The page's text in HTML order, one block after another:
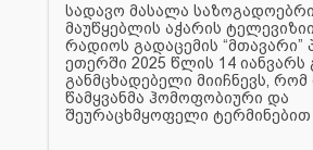
სადავო მასალა
მაუწყებლის აჭარის
რადიოს გადაცემის “მთავარი”
ეთერში 2025 წლის 14 იანვარს
განმცხადებელი მიიჩნევს, რომ
წამყვანმა ჰომოფობიური და
შეურაცხმყოფელი ტერმინებით